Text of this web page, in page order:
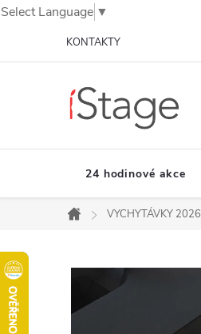
Select Language ▼
KONTAKTY
24 hodinové akce
Domů
VYCHYTÁVKY 2026